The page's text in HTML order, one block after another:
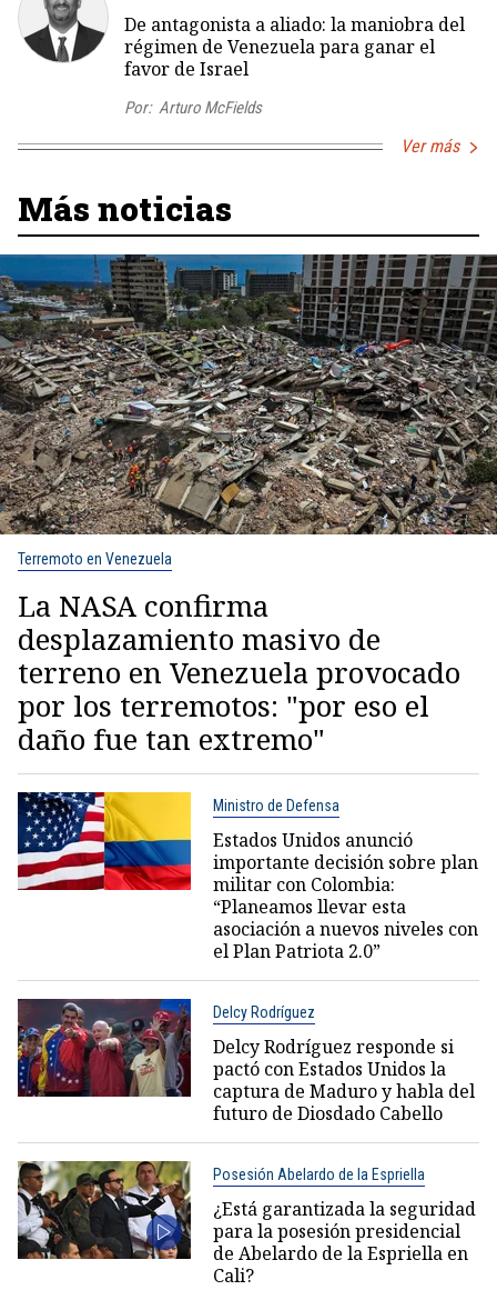
De antagonista a aliado: la maniobra del
régimen de Venezuela para ganar el
favor de Israel
Por: Arturo McFields
Ver más
Más noticias
Terremoto en Venezuela
La NASA confirma
desplazamiento masivo de
terreno en Venezuela provocado
por los terremotos: "por eso el
daño fue tan extremo"
Ministro de Defensa
Estados Unidos anunció
importante decisión sobre plan
militar con Colombia:
“Planeamos llevar esta
asociación a nuevos niveles con
el Plan Patriota 2.0”
Delcy Rodríguez
Delcy Rodríguez responde si
pactó con Estados Unidos la
captura de Maduro y habla del
futuro de Diosdado Cabello
Posesión Abelardo de la Espriella
¿Está garantizada la seguridad
para la posesión presidencial
de Abelardo de la Espriella en
Cali?